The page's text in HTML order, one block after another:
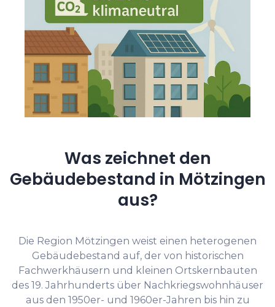
Was zeichnet den
Gebäudebestand in Mötzingen
aus?
Die Region Mötzingen weist einen heterogenen
Gebäudebestand auf, der von historischen
Fachwerkhäusern und kleinen Ortskernbauten
des 19. Jahrhunderts über Nachkriegswohnhäuser
aus den 1950er- und 1960er-Jahren bis hin zu